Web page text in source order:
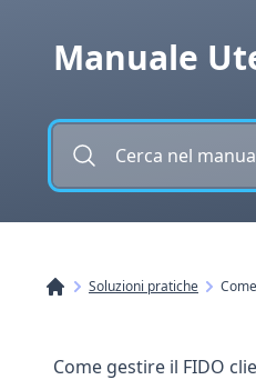
Manuale
Soluzioni pratiche
Come gestire il FIDO